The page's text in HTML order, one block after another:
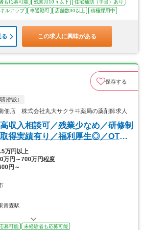
も応募可能 残業月10ｈ以下
住宅補助（手当）あり
ルアップ 車通勤可 店舗数30以上 積極採用中
る この求人に興味がある
保存する
併設）
店 株式会社丸大サクラヰ薬局の薬剤師求人
収入相談可／残業少なめ／研修制
得実績有り／福利厚生◎／OTC
万円以上
万円～700万円程度
円～
青森駅
募可能
未経験者も応募可能